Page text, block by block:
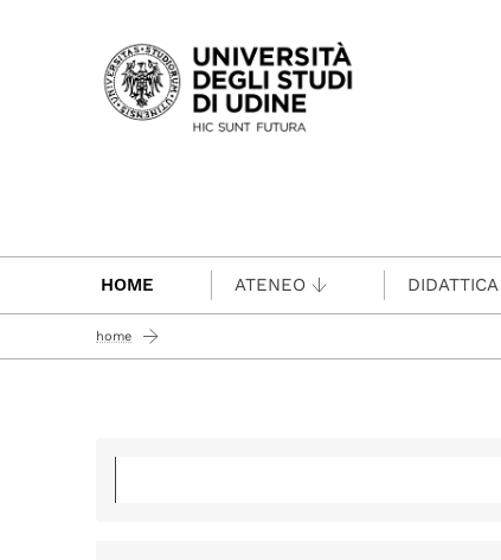
Passa al contenuto principale
HOME ATENEO DIDATTICA
home